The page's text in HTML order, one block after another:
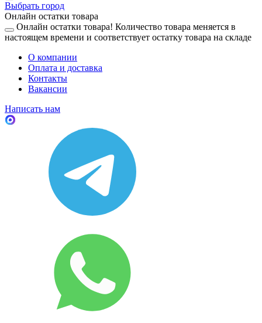
Выбрать город
Онлайн остатки товара
Онлайн остатки товара! Количество товара меняется в
настоящем времени и соответствует остатку товара на складе
О компании
Оплата и доставка
Контакты
Вакансии
Написать нам